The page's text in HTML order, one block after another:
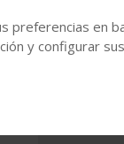
SyF
preferencias en
y configurar